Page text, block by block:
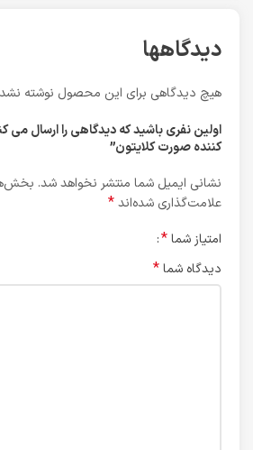
دیدگاهها
هیچ دیدگاهی برای این محصول نوشته
اولین نفری باشید که دیدگاهی را ارسال می
کننده صورت کلایتون”
نشانی ایمیل شما منتشر نخواهد شد.
علامت‌گذاری شده‌اند*
امتیاز شما*
دیدگاه شما*